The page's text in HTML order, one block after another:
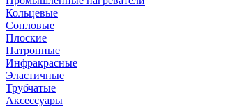
Кольцевые
Сопловые
Плоские
Патронные
Инфракрасные
Эластичные
Трубчатые
Аксессуары